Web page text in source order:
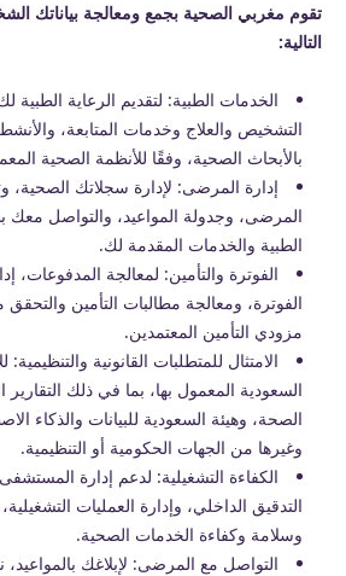
تقوم مغربي الصحية بجمع ومعالجة بياناتك
التالية:
الخدمات الطبية: لتقديم الرعاية الطبية
التشخيص والعلاج وخدمات المتابعة،
بالأبحاث الصحية، وفقًا للأنظمة الصحية
إدارة المرضى: لإدارة سجلاتك الصحية،
المرضى، وجدولة المواعيد، والتواصل معك
الطبية والخدمات المقدمة لك.
الفوترة والتأمين: لمعالجة المدفوعات،
الفوترة، ومعالجة مطالبات التأمين
مزودي التأمين المعتمدين.
الامتثال للمتطلبات القانونية والتنظيمية:
السعودية المعمول بها، بما في ذلك التقارير
الصحة، وهيئة السعودية للبيانات والذكاء
وغيرها من الجهات الحكومية أو التنظيمية.
الكفاءة التشغيلية: لدعم إدارة
التدقيق الداخلي، وإدارة العمليات
وسلامة وكفاءة الخدمات الصحية.
التواصل مع المرضى: لإبلاغك بالمواعيد،